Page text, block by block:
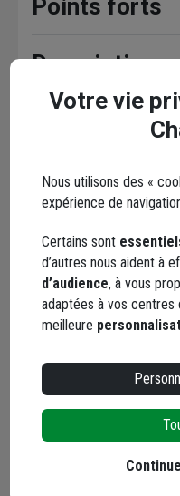
Points forts
Description
En complément
Votre vie
Nous utilisons des «
expérience de
Certains sont
d’autres nous aident à
d’audience, à vous
adaptées à vos centres
meilleure